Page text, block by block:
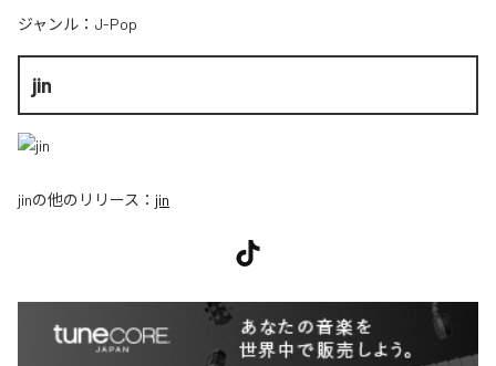
ジャンル： J-Pop
jin
jinの他のリリース： jin